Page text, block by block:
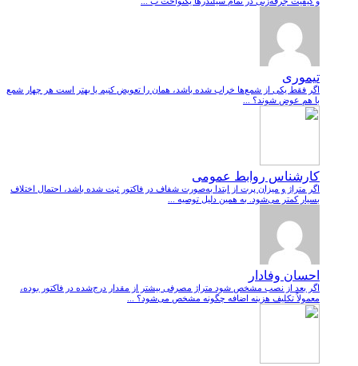
تیموری
اگر فقط یکی از شمع‌ها خراب شده باشد، همان را تعویض کنیم یا بهتر است هر چهار شمع
با هم عوض شوند؟ ...
کارشناس روابط عمومی
اگر متراژ و میزان پرت از ابتدا به‌صورت شفاف در فاکتور ثبت شده باشد، احتمال اختلاف
بسیار کمتر می‌شود. به همین دلیل توصیه ...
احسان وفادار
اگر بعد از نصب مشخص شود متراژ مصرفی بیشتر از مقدار درج‌شده در فاکتور بوده،
معمولاً تکلیف هزینه اضافه چگونه مشخص می‌شود؟ ...